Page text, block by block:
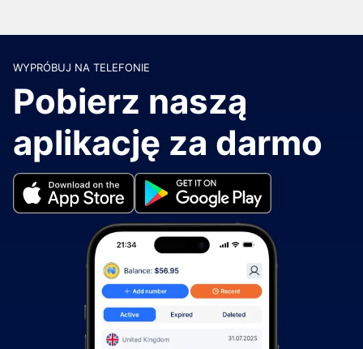
WYPRÓBUJ NA TELEFONIE
Pobierz naszą
aplikację za darmo